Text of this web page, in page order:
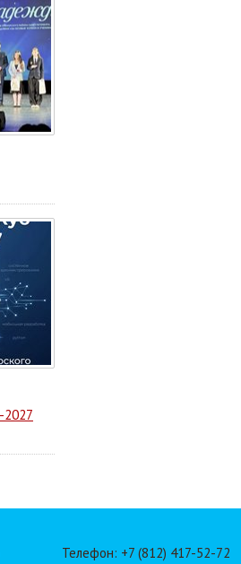
2027
Телефон: +7 (812) 417-52-72